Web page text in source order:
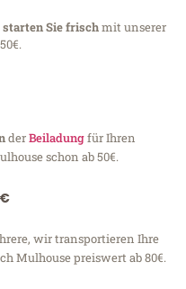
starten Sie frischmit unserer
derBeiladungfür Ihren
schon ab 50€.
wir transportieren Ihre
Mulhouse preiswert ab 80€.